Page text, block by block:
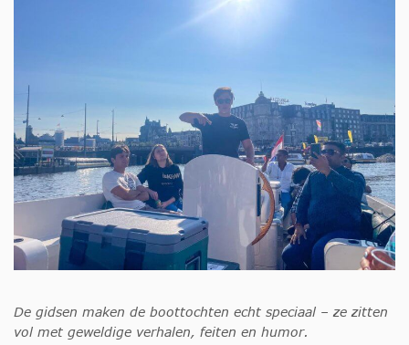
De gidsen maken de boottochten echt speciaal – ze zitten
vol met geweldige verhalen, feiten en humor.